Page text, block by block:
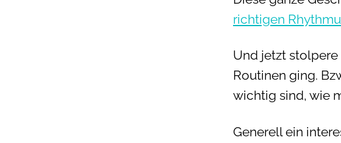
richtigen
Und jetzt stolpere
Routinen ging.
wichtig sind, wie
Generell ein